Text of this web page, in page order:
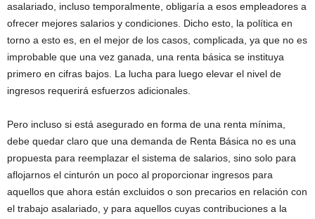
asalariado, incluso temporalmente, obligaría a esos empleadores a
ofrecer mejores salarios y condiciones. Dicho esto, la política en
torno a esto es, en el mejor de los casos, complicada, ya que no es
improbable que una vez ganada, una renta básica se instituya
primero en cifras bajos. La lucha para luego elevar el nivel de
ingresos requerirá esfuerzos adicionales.
Pero incluso si está asegurado en forma de una renta mínima,
debe quedar claro que una demanda de Renta Básica no es una
propuesta para reemplazar el sistema de salarios, sino solo para
aflojarnos el cinturón un poco al proporcionar ingresos para
aquellos que ahora están excluidos o son precarios en relación con
el trabajo asalariado, y para aquellos cuyas contribuciones a la